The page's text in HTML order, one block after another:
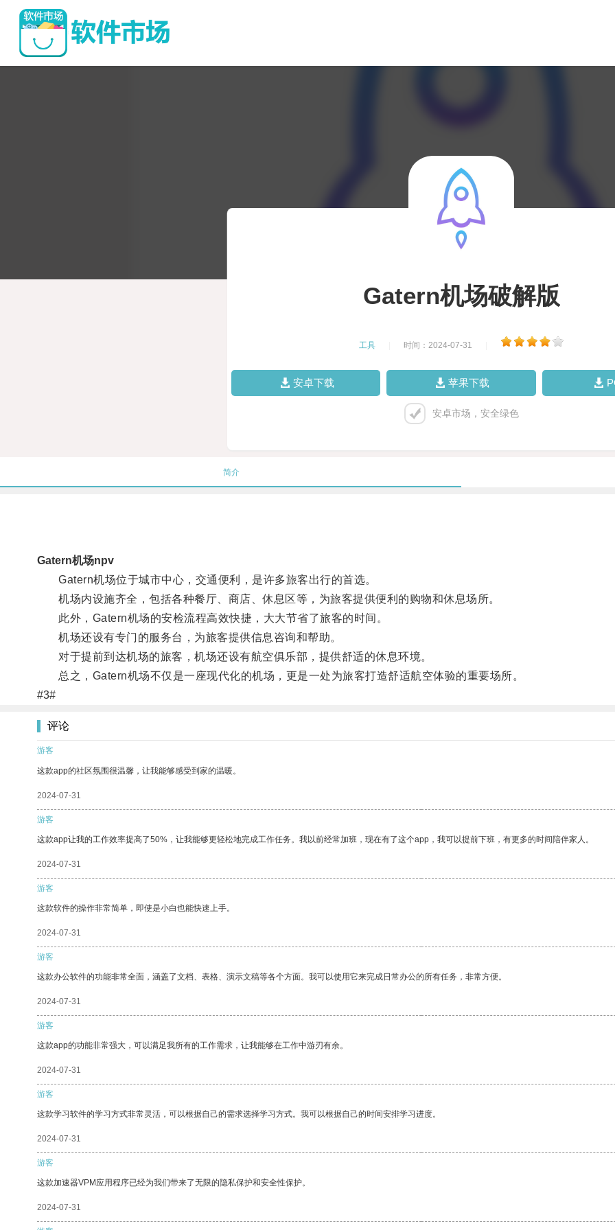
Gatern机场破解版
工具 时间：2024-07-31
安卓下载 苹果下载
安卓市场，安全绿色
简介
Gatern机场npv
Gatern机场位于城市中心，交通便利，是许多旅客出行的首选。
机场内设施齐全，包括各种餐厅、商店、休息区等，为旅客提供便利的购物和休息场所。
此外，Gatern机场的安检流程高效快捷，大大节省了旅客的时间。
机场还设有专门的服务台，为旅客提供信息咨询和帮助。
对于提前到达机场的旅客，机场还设有航空俱乐部，提供舒适的休息环境。
总之，Gatern机场不仅是一座现代化的机场，更是一处为旅客打造舒适航空体验的重要场所。
#3#
评论
游客
这款app的社区氛围很温馨，让我能够感受到家的温暖。
2024-07-31
游客
这款app让我的工作效率提高了50%，让我能够更轻松地完成工作任务。我以前经常加班，现在有了这个app，我可以提前下班，有更多的时间陪伴家人。
2024-07-31
游客
这款软件的操作非常简单，即使是小白也能快速上手。
2024-07-31
游客
这款办公软件的功能非常全面，涵盖了文档、表格、演示文稿等各个方面。我可以使用它来完成日常办公的所有任务，非常方便。
2024-07-31
游客
这款app的功能非常强大，可以满足我所有的工作需求，让我能够在工作中游刃有余。
2024-07-31
游客
这款学习软件的学习方式非常灵活，可以根据自己的需求选择学习方式。我可以根据自己的时间安排学习进度。
2024-07-31
游客
这款加速器VPM应用程序已经为我们带来了无限的隐私保护和安全性保护。
2024-07-31